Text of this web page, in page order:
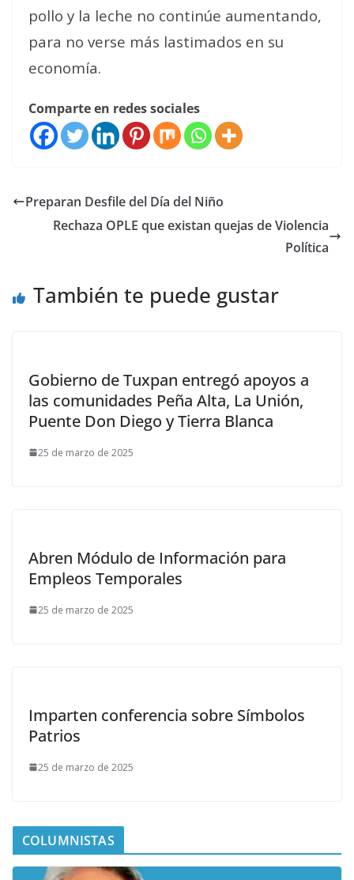
pollo y la leche no continúe aumentando,
para no verse más lastimados en su
economía.
Comparte en redes sociales
Preparan Desfile del Día del Niño
Rechaza OPLE que existan quejas de Violencia
Política
También te puede gustar
Gobierno de Tuxpan entregó apoyos a
las comunidades Peña Alta, La Unión,
Puente Don Diego y Tierra Blanca
25 de marzo de 2025
Abren Módulo de Información para
Empleos Temporales
25 de marzo de 2025
Imparten conferencia sobre Símbolos
Patrios
25 de marzo de 2025
COLUMNISTAS